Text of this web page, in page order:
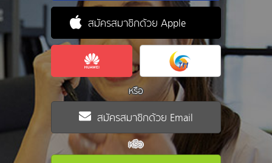
สมัครสมาชิกด้วย Apple
หรือ
สมัครสมาชิกด้วย Email
หรือ